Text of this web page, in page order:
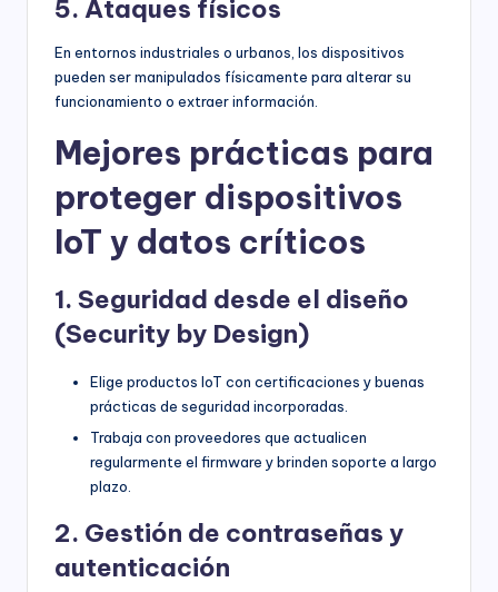
5. Ataques físicos
En entornos industriales o urbanos, los dispositivos
pueden ser manipulados físicamente para alterar su
funcionamiento o extraer información.
Mejores prácticas para
proteger dispositivos
IoT y datos críticos
1. Seguridad desde el diseño
(Security by Design)
Elige productos IoT con certificaciones y buenas
prácticas de seguridad incorporadas.
Trabaja con proveedores que actualicen
regularmente el firmware y brinden soporte a largo
plazo.
2. Gestión de contraseñas y
autenticación